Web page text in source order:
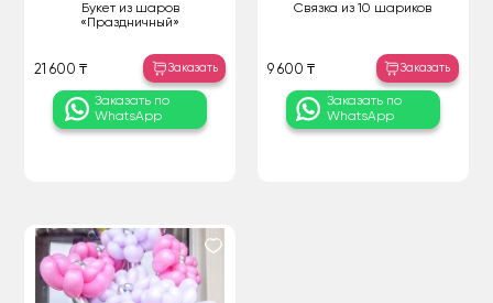
Букет из шаров
«Праздничный»
21 600 ₸ Заказать
Заказать по
WhatsApp
Связка из 10 шариков
9 600 ₸ Заказать
Заказать по
WhatsApp